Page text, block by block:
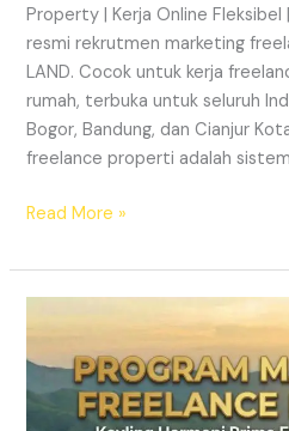
Property | Kerja Online Fleksibel
resmi rekrutmen marketing
LAND. Cocok untuk kerja
rumah, terbuka untuk seluruh
Bogor, Bandung, dan Cianjur
freelance properti adalah sistem
Read More »
Property
Freelance
Jabodetabek